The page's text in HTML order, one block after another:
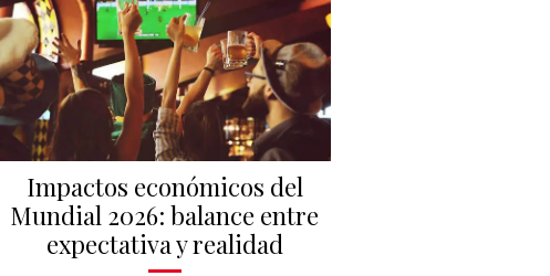
Impactos económicos del
Mundial 2026: balance entre
expectativa y realidad